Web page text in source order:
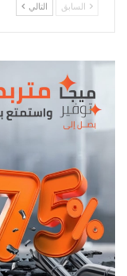
السابق التالي